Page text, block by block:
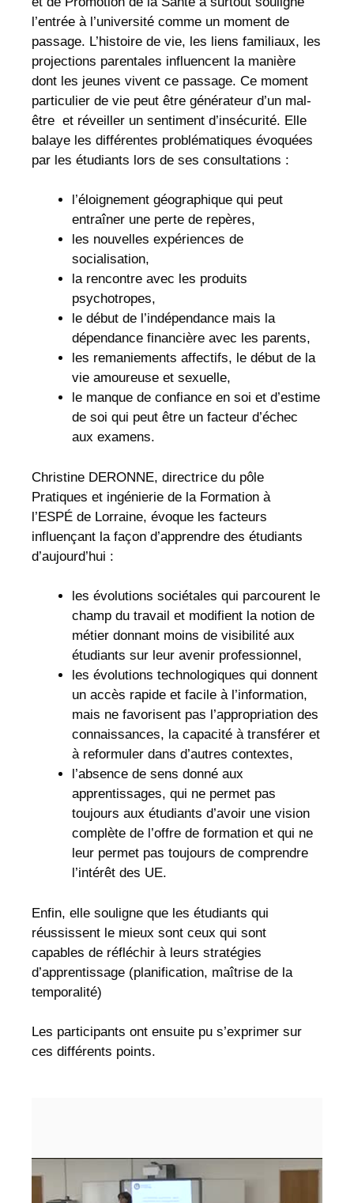
l’entrée à l’université comme un moment de
passage. L’histoire de vie, les liens familiaux, les
projections parentales influencent la manière
dont les jeunes vivent ce passage. Ce moment
particulier de vie peut être générateur d’un mal-
être et réveiller un sentiment d’insécurité. Elle
balaye les différentes problématiques évoquées
par les étudiants lors de ses consultations :
l’éloignement géographique qui peut
entraîner une perte de repères,
les nouvelles expériences de
socialisation,
la rencontre avec les produits
psychotropes,
le début de l’indépendance mais la
dépendance financière avec les parents,
les remaniements affectifs, le début de la
vie amoureuse et sexuelle,
le manque de confiance en soi et d’estime
de soi qui peut être un facteur d’échec
aux examens.
Christine DERONNE, directrice du pôle
Pratiques et ingénierie de la Formation à
l’ESPÉ de Lorraine, évoque les facteurs
influençant la façon d’apprendre des étudiants
d’aujourd’hui :
les évolutions sociétales qui parcourent le
champ du travail et modifient la notion de
métier donnant moins de visibilité aux
étudiants sur leur avenir professionnel,
les évolutions technologiques qui donnent
un accès rapide et facile à l’information,
mais ne favorisent pas l’appropriation des
connaissances, la capacité à transférer et
à reformuler dans d’autres contextes,
l’absence de sens donné aux
apprentissages, qui ne permet pas
toujours aux étudiants d’avoir une vision
complète de l’offre de formation et qui ne
leur permet pas toujours de comprendre
l’intérêt des UE.
Enfin, elle souligne que les étudiants qui
réussissent le mieux sont ceux qui sont
capables de réfléchir à leurs stratégies
d’apprentissage (planification, maîtrise de la
temporalité)
Les participants ont ensuite pu s’exprimer sur
ces différents points.